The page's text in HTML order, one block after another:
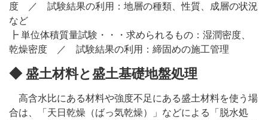
度 ／ 試験結果の利用：地層の種類、性質、成層の状況
など
┣ 単位体積質量試験・・・求められるもの：湿潤密度、
乾燥密度 ／ 試験結果の利用：締固めの施工管理
◆ 盛土材料と盛土基礎地盤処理
高含水比にある材料や強度不足にある盛土材料を使う場
合は、「天日乾燥（ばっ気乾燥）」などによる「脱水処